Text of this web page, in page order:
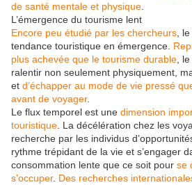
de santé mentale et physique
L’émergence du tourisme lent
Encore peu étudié par les chercheurs ,
tendance touristique en émergence.
plus achevée que le tourisme durable ,
ralentir non seulement physiquement,
et d’échapper au mode de vie pressé
avant de voyager.
Le flux temporel est une dimension
touristique . La décélération chez les
recherche par les individus
rythme trépidant de la vie et s’engager
consommation lente que ce soit pour se
s’occuper. Des recherches